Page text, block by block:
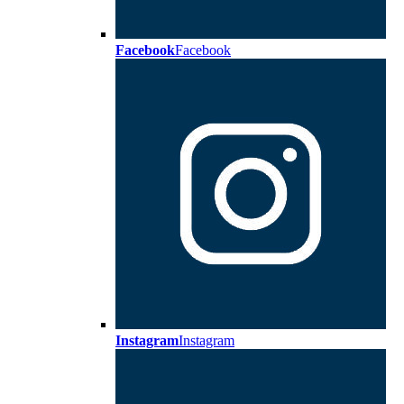
FacebookFacebook
InstagramInstagram